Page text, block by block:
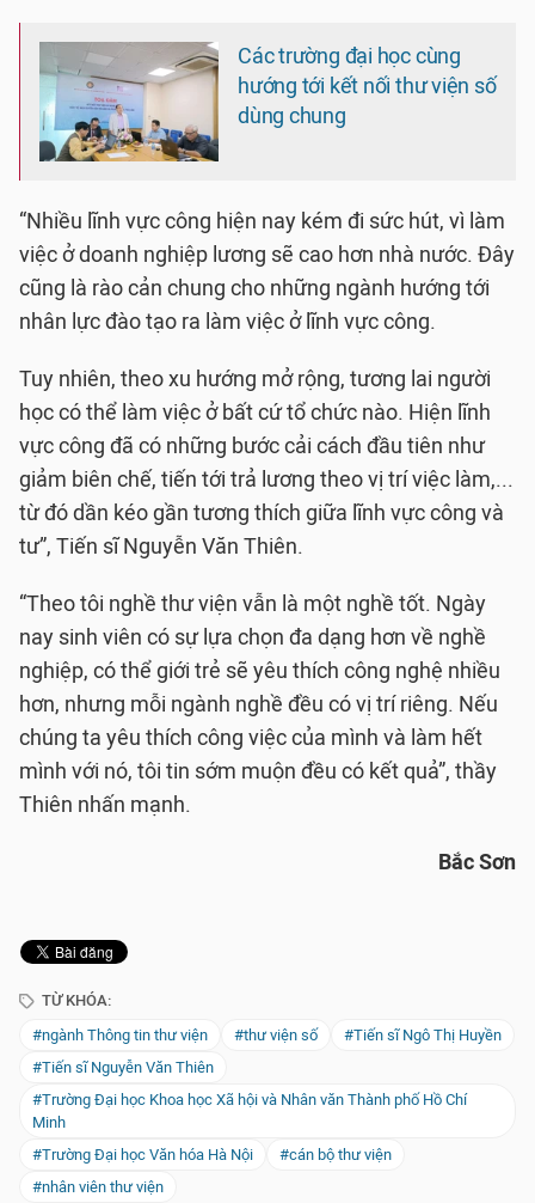
Các trường đại học cùng
hướng tới kết nối thư viện số
dùng chung
“Nhiều lĩnh vực công hiện nay kém đi sức hút, vì làm
việc ở doanh nghiệp lương sẽ cao hơn nhà nước. Đây
cũng là rào cản chung cho những ngành hướng tới
nhân lực đào tạo ra làm việc ở lĩnh vực công.
Tuy nhiên, theo xu hướng mở rộng, tương lai người
học có thể làm việc ở bất cứ tổ chức nào. Hiện lĩnh
vực công đã có những bước cải cách đầu tiên như
giảm biên chế, tiến tới trả lương theo vị trí việc làm,...
từ đó dần kéo gần tương thích giữa lĩnh vực công và
tư”, Tiến sĩ Nguyễn Văn Thiên.
“Theo tôi nghề thư viện vẫn là một nghề tốt. Ngày
nay sinh viên có sự lựa chọn đa dạng hơn về nghề
nghiệp, có thể giới trẻ sẽ yêu thích công nghệ nhiều
hơn, nhưng mỗi ngành nghề đều có vị trí riêng. Nếu
chúng ta yêu thích công việc của mình và làm hết
mình với nó, tôi tin sớm muộn đều có kết quả”, thầy
Thiên nhấn mạnh.
Bắc Sơn
TỪ KHÓA:
#ngành Thông tin thư viện
#thư viện số
#Tiến sĩ Ngô Thị Huyền
#Tiến sĩ Nguyễn Văn Thiên
#Trường Đại học Khoa học Xã hội và Nhân văn Thành phố Hồ Chí
Minh
#Trường Đại học Văn hóa Hà Nội
#cán bộ thư viện
#nhân viên thư viện